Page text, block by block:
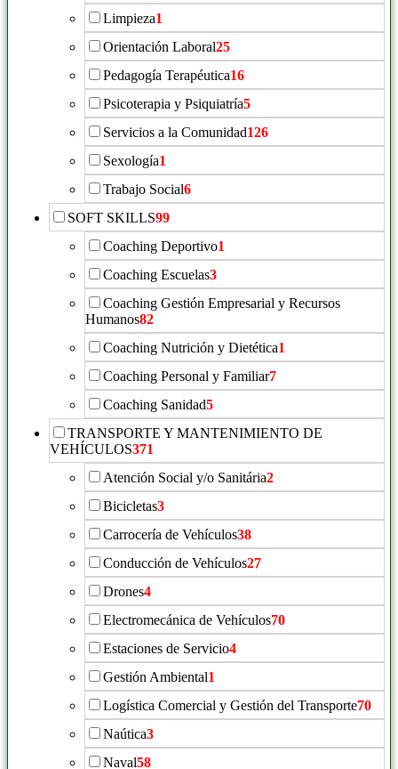
Limpieza1
Orientación Laboral25
Pedagogía Terapéutica16
Psicoterapia y Psiquiatría5
Servicios a la Comunidad126
Sexología1
Trabajo Social6
SOFT SKILLS99
Coaching Deportivo1
Coaching Escuelas3
Coaching Gestión Empresarial y Recursos
Humanos82
Coaching Nutrición y Dietética1
Coaching Personal y Familiar7
Coaching Sanidad5
TRANSPORTE Y MANTENIMIENTO DE
VEHÍCULOS371
Atención Social y/o Sanitária2
Bicicletas3
Carrocería de Vehículos38
Conducción de Vehículos27
Drones4
Electromecánica de Vehículos70
Estaciones de Servicio4
Gestión Ambiental1
Logística Comercial y Gestión del Transporte70
Naútica3
Naval58